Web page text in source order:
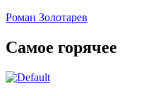
Роман Золотарев
Самое горячее